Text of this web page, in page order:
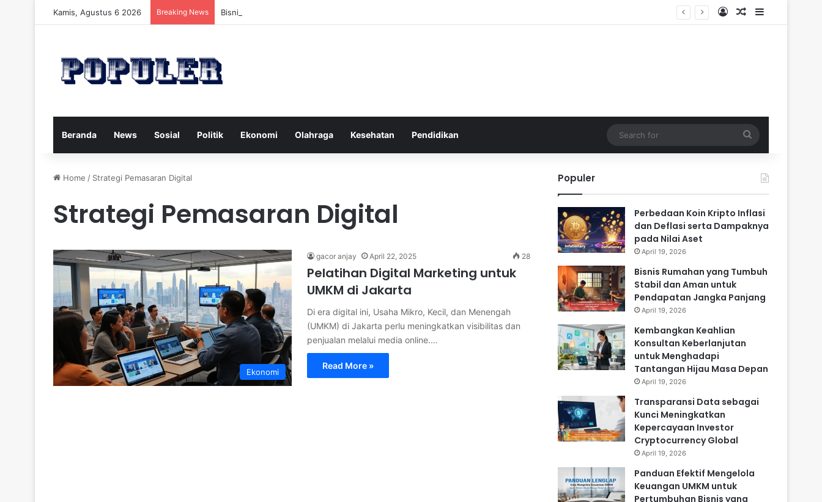
Kamis, Agustus 6 2026 Breaking News Bisnis Rumahan yang Tumbuh Stabil dan Aman untuk Pendapatan Jangka Panjang Log InRandom Article
Sidebar
Beranda News Sosial Politik Ekonomi Olahraga Kesehatan Pendidikan
for
Home / Strategi Pemasaran Digital
Strategi Pemasaran Digital
Ekonomi
gacor anjay April 22, 2025 28
Pelatihan Digital Marketing untuk
UMKM di Jakarta
Di era digital ini, Usaha Mikro, Kecil, dan Menengah
(UMKM) di Jakarta perlu meningkatkan visibilitas dan
penjualan melalui media online.…
Read More »
Populer
Perbedaan Koin Kripto Inflasi
dan Deflasi serta Dampaknya
pada Nilai Aset
April 19, 2026
Bisnis Rumahan yang Tumbuh
Stabil dan Aman untuk
Pendapatan Jangka Panjang
April 19, 2026
Kembangkan Keahlian
Konsultan Keberlanjutan
untuk Menghadapi
Tantangan Hijau Masa Depan
April 19, 2026
Transparansi Data sebagai
Kunci Meningkatkan
Kepercayaan Investor
Cryptocurrency Global
April 19, 2026
Panduan Efektif Mengelola
Keuangan UMKM untuk
Pertumbuhan Bisnis yang